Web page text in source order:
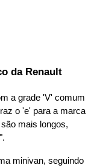
da Renault
a grade 'V' comum
o 'e' para a marca
mais longos,
minivan, seguindo